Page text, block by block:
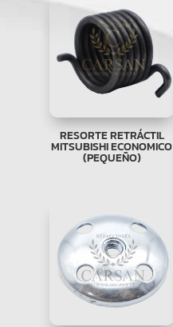
RESORTE RETRÁCTIL
MITSUBISHI ECONOMICO
(PEQUEÑO)